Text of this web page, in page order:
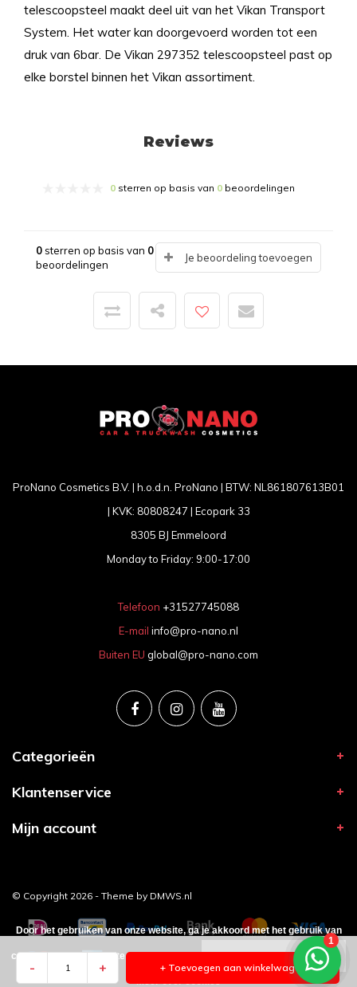
- + + Toevoegen aan winkelwagen
telescoopsteel maakt deel uit van het Vikan Transport
System. Het water kan doorgevoerd worden tot een
druk van 6bar. De Vikan 297352 telescoopsteel past op
elke borstel binnen het Vikan assortiment.
Reviews
0 sterren op basis van 0 beoordelingen
0sterren op basis van 0
beoordelingen
Je beoordeling toevoegen
ProNano Cosmetics B.V. | h.o.d.n. ProNano | BTW: NL861807613B01
| KVK: 80808247 | Ecopark 33
8305 BJ Emmeloord
Monday to Friday: 9:00-17:00
Telefoon +31527745088
E-mail info@pro-nano.nl
Buiten EU global@pro-nano.com
Categorieën
Klantenservice
Mijn account
© Copyright 2026 - Theme by DMWS.nl
Door het gebruiken van onze website, ga je akkoord met het gebruik van
cookies om onze website te verbeteren. Dit bericht verbergen
Meer over cookies »